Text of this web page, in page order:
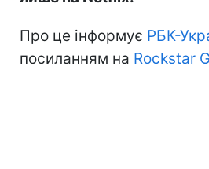
Про це інформує РБК-
посиланням на Rockstar